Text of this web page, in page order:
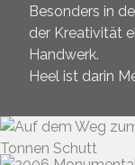
Besonders in
der Kreativität
Handwerk.
Heel ist darin